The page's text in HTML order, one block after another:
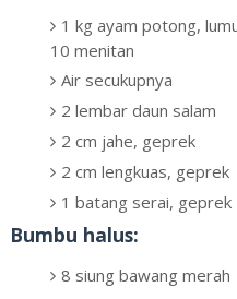
1 kg ayam potong,
10 menitan
Air secukupnya
2 lembar daun salam
2 cm jahe, geprek
2 cm lengkuas, geprek
1 batang serai, geprek
Bumbu halus:
8 siung bawang merah